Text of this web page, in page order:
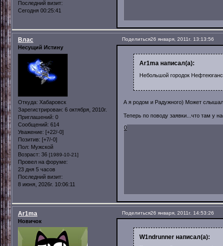
Последний визит:
Сегодня 00:25:41
Поделиться26 января, 2011г. 13:13:56
Влас
Несущий Истину
Откуда: Хабаровск
Зарегистрирован: 6 октября, 2010г.
Приглашений: 0
Сообщений: 614
Уважение: [+22/-0]
Позитив: [+7/-0]
Пол: Мужской
Возраст: 36 [1989-10-21]
Провел на форуме:
23 дня 5 часов
Последний визит:
8 июня, 2026г. 10:06:11
Ar1ma написал(а):
Небольшой городок
А я родом и Радужного) Может
Теперь по поводу заявки...что там у
0
Поделиться26 января, 2011г. 14:53:26
Ar1ma
Новичок
W1ndrunner написал(а):